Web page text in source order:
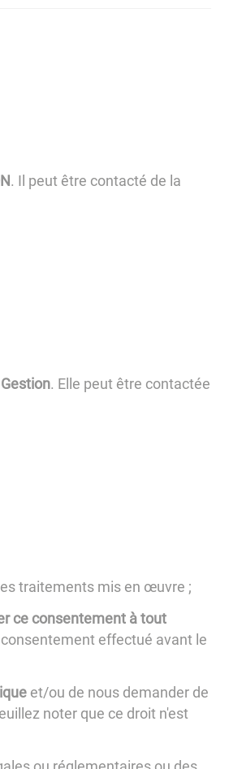
. Il peut être contacté de la
. Elle peut être contactée
traitements mis en œuvre ;
ce consentement à tout
effectué avant le
et/ou de nous demander de
noter que ce droit n'est